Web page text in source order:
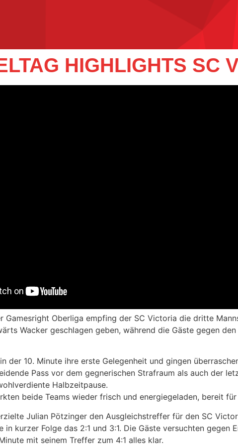
HIGHLIGHTS SC
Gamesright Oberliga empfing der SC Victoria die dritte
Wacker geschlagen geben, während die Gäste gegen
der 10. Minute ihre erste Gelegenheit und gingen
Pass vor dem gegnerischen Strafraum als auch der
Halbzeitpause.
beide Teams wieder frisch und energiegeladen, bereit
Julian Pötzinger den Ausgleichstreffer für den SC
in kurzer Folge das 2:1 und 3:1. Die Gäste versuchten
mit seinem Treffer zum 4:1 alles klar.